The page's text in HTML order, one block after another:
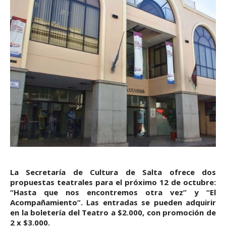
La Secretaría de Cultura de Salta ofrece dos
propuestas teatrales para el próximo 12 de octubre:
“Hasta que nos encontremos otra vez” y “El
Acompañamiento”. Las entradas se pueden adquirir
en la boletería del Teatro a $2.000, con promoción de
2 x $3.000.